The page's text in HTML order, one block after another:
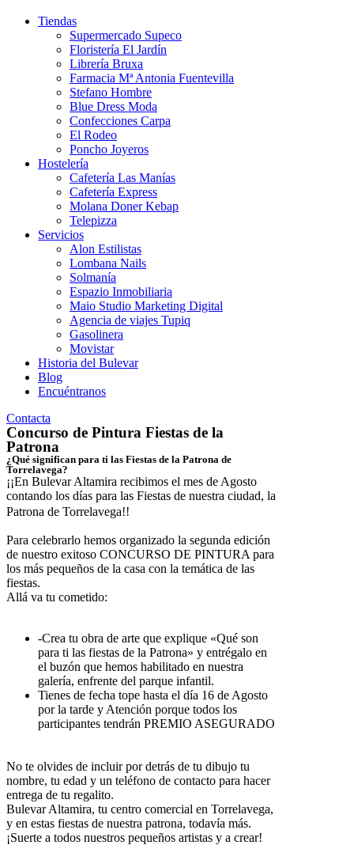
Tiendas
Supermercado Supeco
Floristería El Jardín
Librería Bruxa
Farmacia Mª Antonia Fuentevilla
Stefano Hombre
Blue Dress Moda
Confecciones Carpa
El Rodeo
Poncho Joyeros
Hostelería
Cafetería Las Manías
Cafetería Express
Molana Doner Kebap
Telepizza
Servicios
Alon Estilistas
Lombana Nails
Solmanía
Espazio Inmobiliaria
Maio Studio Marketing Digital
Agencia de viajes Tupiq
Gasolinera
Movistar
Historia del Bulevar
Blog
Encuéntranos
Contacta
Concurso de Pintura Fiestas de la
Patrona
¿Qué significan para ti las Fiestas de la Patrona de
Torrelavega?
¡¡En Bulevar Altamira recibimos el mes de Agosto
contando los días para las Fiestas de nuestra ciudad, la
Patrona de Torrelavega!!
Para celebrarlo hemos organizado la segunda edición
de nuestro exitoso CONCURSO DE PINTURA para
los más pequeños de la casa con la temática de las
fiestas.
Allá va tu cometido:
-Crea tu obra de arte que explique «Qué son
para ti las fiestas de la Patrona» y entrégalo en
el buzón que hemos habilitado en nuestra
galería, enfrente del parque infantil.
Tienes de fecha tope hasta el día 16 de Agosto
por la tarde y Atención porque todos los
participantes tendrán PREMIO ASEGURADO
No te olvides de incluir por detrás de tu dibujo tu
nombre, tu edad y un teléfono de contacto para hacer
entrega de tu regalito.
Bulevar Altamira, tu centro comercial en Torrelavega,
y en estas fiestas de nuestra patrona, todavía más.
¡Suerte a todos nuestros pequeños artistas y a crear!